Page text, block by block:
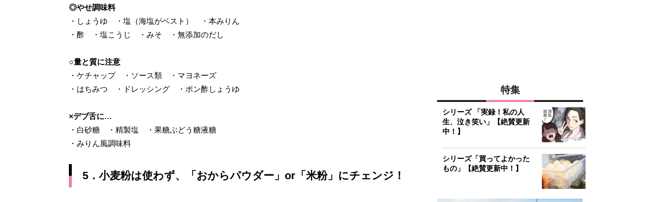
◎やせ調味料
・しょうゆ ・塩（海塩がベスト） ・本みりん
・酢 ・塩こうじ ・みそ ・無添加のだし
○量と質に注意
・ケチャップ ・ソース類 ・マヨネーズ
・はちみつ ・ドレッシング ・ポン酢しょうゆ
×デブ舌に…
・白砂糖 ・精製塩 ・果糖ぶどう糖液糖
・みりん風調味料
5．小麦粉は使わず、「おからパウダー」or「米粉」にチェンジ！
特集
シリーズ 「実録！私の人
生、泣き笑い」【絶賛更新
中！】
シリーズ「買ってよかった
もの」【絶賛更新中！】